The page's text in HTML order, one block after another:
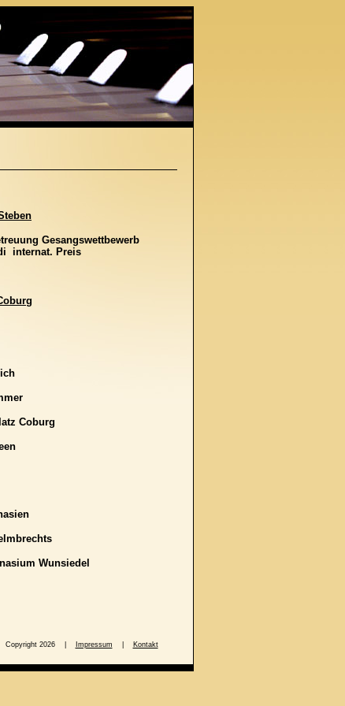
Gesangswettbewerb
internat. Preis
Coburg
Wunsiedel
| Copyright 2026 | Impressum Kontakt